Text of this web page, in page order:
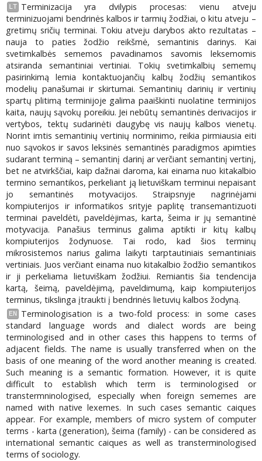
LT
Terminizacija yra dvilypis procesas: vienu atveju
terminizuojami bendrinės kalbos ir tarmių žodžiai, o kitu atveju –
gretimų sričių terminai. Tokiu atveju darybos akto rezultatas –
nauja to paties žodžio reikšmė, semantinis darinys. Kai
svetimkalbės sememos pavadinamos savomis leksemomis
atsiranda semantiniai vertiniai. Tokių svetimkalbių sememų
pasirinkimą lemia kontaktuojančių kalbų žodžių semantikos
modelių panašumai ir skirtumai. Semantinių darinių ir vertinių
spartų plitimą terminijoje galima paaiškinti nuolatine terminijos
kaita, naujų sąvokų poreikiu. Jei nebūtų semantinės derivacijos ir
vertybos, tektų sudarinėti daugybę vis naujų kalbos vienetų.
Norint imtis semantinių vertinių norminimo, reikia pirmiausia eiti
nuo sąvokos ir savos leksinės semantinės paradigmos apimties
sudarant terminą – semantinį darinį ar verčiant semantinį vertinį,
bet ne atvirkščiai, kaip dažnai daroma, kai einama nuo kitakalbio
termino semantikos, perkeliant ją lietuviškam terminui nepaisant
jo semantinės motyvacijos. Straipsnyje nagrinėjami
kompiuterijos ir informatikos srityje paplitę transemantizuoti
terminai paveldėti, paveldėjimas, karta, šeima ir jų semantinė
motyvacija. Panašius terminus galima aptikti ir kitų kalbų
kompiuterijos žodynuose. Tai rodo, kad šios terminų
mikrosistemos narius galima laikyti tarptautiniais semantiniais
vertiniais. Juos verčiant einama nuo kitakalbio žodžio semantikos
ir ji perkeliama lietuviškam žodžiui. Remiantis šia tendencija
kartą, šeimą, paveldėjimą, paveldimumą, kaip kompiuterijos
terminus, tikslinga įtraukti į bendrinės lietuvių kalbos žodyną.
EN
Terminologisation is a two-fold process: in some cases
standard language words and dialect words are being
terminologised and in other cases this happens to terms of
adjacent fields. The name is usually transferred when on the
basis of one meaning of the word another meaning is created.
Such meaning is a semantic formation. However, it is quite
difficult to establish which term is terminologised or
transtermninologised, especially when foreign sememes are
named with native le­xemes. In such cases semantic caiques
appear. For example, members of micro system of computer
terms - karta (generation), šeima (family) - can be considered as
international semantic caiques as well as transterminologised
terms of sociology.